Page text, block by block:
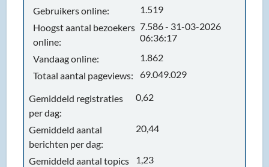
Gebruikers online:
1.519
Hoogst aantal bezoekers
online:
7.586 - 31-03-2026
06:36:17
Vandaag online:
1.862
Totaal aantal pageviews:
69.049.029
Gemiddeld registraties
per dag:
0,62
Gemiddeld aantal
berichten per dag:
20,44
Gemiddeld aantal topics
1,23